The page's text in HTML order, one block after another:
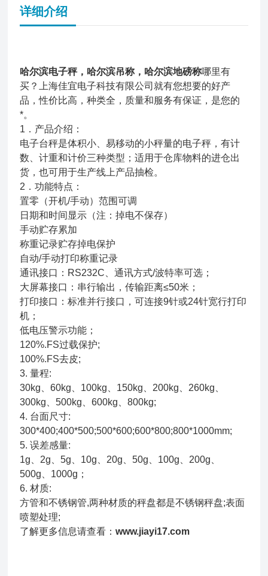
详细介绍
哈尔滨电子秤，哈尔滨吊称，哈尔滨地磅称哪里有
买？上海佳宜电子科技有限公司就有您想要的好产
品，性价比高，种类全，质量和服务有保证，是您的
*。
1．产品介绍：
电子台秤是体积小、易移动的小秤量的电子秤，有计
数、计重和计价三种类型；适用于仓库物料的进仓出
货，也可用于生产线上产品抽检。
2．功能特点：
置零（开机/手动）范围可调
日期和时间显示（注：掉电不保存）
手动贮存累加
称重记录贮存掉电保护
自动/手动打印称重记录
通讯接口：RS232C、通讯方式/波特率可选；
大屏幕接口：串行输出，传输距离≤50米；
打印接口：标准并行接口，可连接9针或24针宽行打印
机；
低电压警示功能；
120%.FS过载保护;
100%.FS去皮;
3. 量程:
30kg、60kg、100kg、150kg、200kg、260kg、
300kg、500kg、600kg、800kg;
4. 台面尺寸:
300*400;400*500;500*600;600*800;800*1000mm;
5. 误差感量:
1g、2g、5g、10g、20g、50g、100g、200g、
500g、1000g；
6. 材质:
方管和不锈钢管,两种材质的秤盘都是不锈钢秤盘;表面
喷塑处理;
了解更多信息请查看：www.jiayi17.com